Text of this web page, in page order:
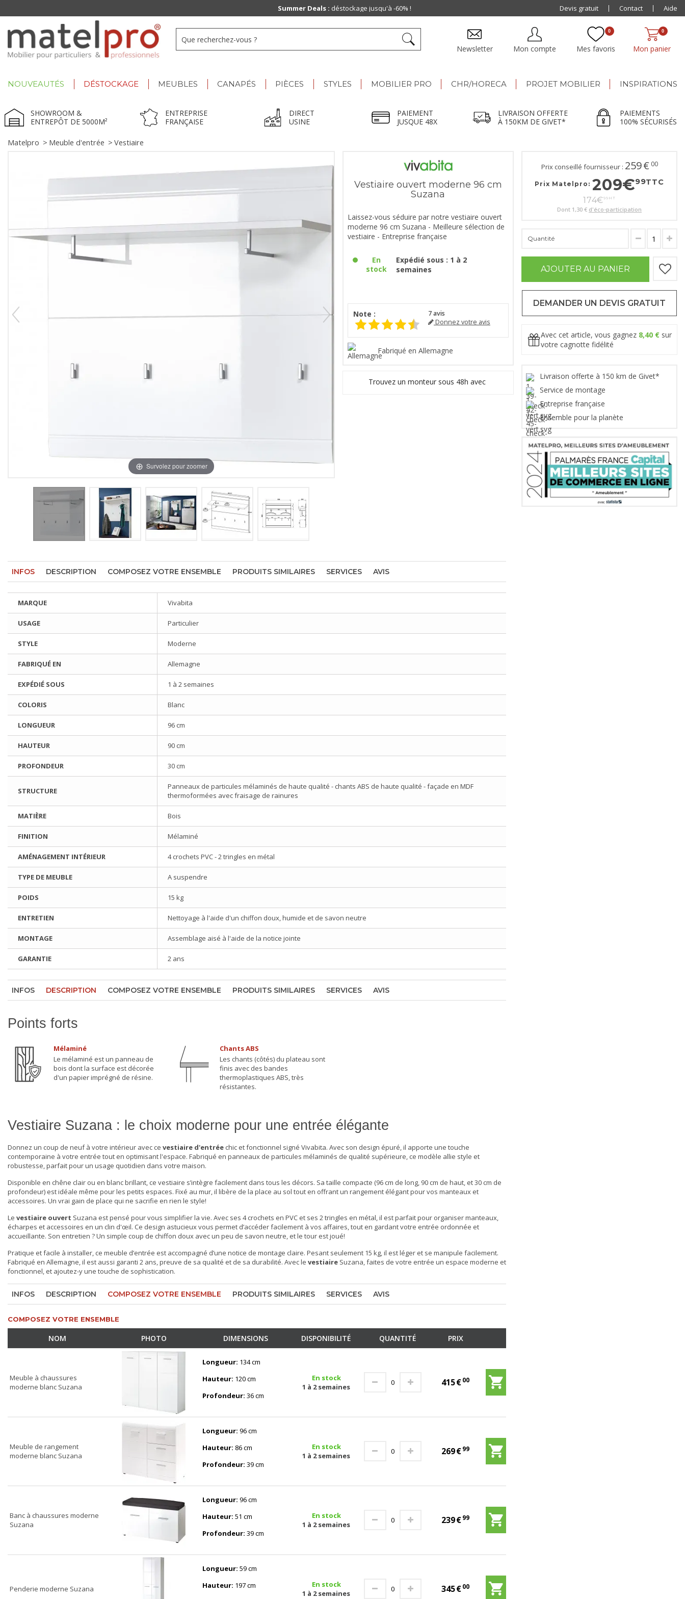
Mon panier
0
Mes favoris
0
Mon compte
Newsletter
NOUVEAUTÉS DÉSTOCKAGE MEUBLES CANAPÉS PIÈCES STYLES MOBILIER PRO CHR/HORECA PROJET MOBILIER INSPIRATIONS
SHOWROOM &
ENTREPÔT DE 5000M²
ENTREPRISE
FRANÇAISE
DIRECT
USINE
PAIEMENT
JUSQUE 48X
LIVRAISON OFFERTE
À 150KM DE GIVET*
PAIEMENTS
100% SÉCURISÉS
Matelpro > Meuble d'entrée > Vestiaire
Survolez pour zoomer
Vestiaire ouvert moderne 96 cm
Suzana
Laissez-vous séduire par notre vestiaire ouvert
moderne 96 cm Suzana - Meilleure sélection de
vestiaire - Entreprise française
En
stock
Expédié sous : 1 à 2
semaines
Note : 7avis
Donnez votre avis
Fabriqué en Allemagne
Trouvez un monteur sous 48h avec
INFOS DESCRIPTION COMPOSEZ VOTRE ENSEMBLE PRODUITS SIMILAIRES SERVICES AVIS
MARQUE Vivabita
USAGE Particulier
STYLE Moderne
FABRIQUÉ EN Allemagne
EXPÉDIÉ SOUS 1 à 2 semaines
COLORIS Blanc
LONGUEUR 96 cm
HAUTEUR 90 cm
PROFONDEUR 30 cm
STRUCTURE
Panneaux de particules mélaminés de haute qualité - chants ABS de haute qualité - façade en MDF
thermoformées avec fraisage de rainures
MATIÈRE Bois
FINITION Mélaminé
AMÉNAGEMENT INTÉRIEUR 4 crochets PVC - 2 tringles en métal
TYPE DE MEUBLE A suspendre
POIDS 15 kg
ENTRETIEN Nettoyage à l'aide d'un chiffon doux, humide et de savon neutre
MONTAGE Assemblage aisé à l'aide de la notice jointe
GARANTIE 2 ans
INFOS DESCRIPTION COMPOSEZ VOTRE ENSEMBLE PRODUITS SIMILAIRES SERVICES AVIS
Points forts
Mélaminé
Le mélaminé est un panneau de
bois dont la surface est décorée
d'un papier imprégné de résine.
Chants ABS
Les chants (côtés) du plateau sont
finis avec des bandes
thermoplastiques ABS, très
résistantes.
Vestiaire Suzana : le choix moderne pour une entrée élégante
Donnez un coup de neuf à votre intérieur avec ce vestiaire d'entrée chic et fonctionnel signé Vivabita. Avec son design épuré, il apporte une touche
contemporaine à votre entrée tout en optimisant l'espace. Fabriqué en panneaux de particules mélaminés de qualité supérieure, ce modèle allie style et
robustesse, parfait pour un usage quotidien dans votre maison.
Disponible en chêne clair ou en blanc brillant, ce vestiaire s’intègre facilement dans tous les décors. Sa taille compacte (96 cm de long, 90 cm de haut, et 30 cm de
profondeur) est idéale même pour les petits espaces. Fixé au mur, il libère de la place au sol tout en offrant un rangement élégant pour vos manteaux et
accessoires. Un vrai gain de place qui ne sacrifie en rien le style!
Le vestiaire ouvert Suzana est pensé pour vous simplifier la vie. Avec ses 4 crochets en PVC et ses 2 tringles en métal, il est parfait pour organiser manteaux,
écharpes et accessoires en un clin d'œil. Ce design astucieux vous permet d’accéder facilement à vos affaires, tout en gardant votre entrée ordonnée et
accueillante. Son entretien ? Un simple coup de chiffon doux avec un peu de savon neutre, et le tour est joué!
Pratique et facile à installer, ce meuble d’entrée est accompagné d’une notice de montage claire. Pesant seulement 15 kg, il est léger et se manipule facilement.
Fabriqué en Allemagne, il est aussi garanti 2 ans, preuve de sa qualité et de sa durabilité. Avec le vestiaire Suzana, faites de votre entrée un espace moderne et
fonctionnel, et ajoutez-y une touche de sophistication.
INFOS DESCRIPTION COMPOSEZ VOTRE ENSEMBLE PRODUITS SIMILAIRES SERVICES AVIS
COMPOSEZ VOTRE ENSEMBLE
NOM PHOTO DIMENSIONS DISPONIBILITÉ QUANTITÉ PRIX
Meuble à chaussures
moderne blanc Suzana
Longueur: 134 cm
Hauteur: 120 cm
Profondeur: 36 cm
En stock
1 à 2 semaines
415€00
Meuble de rangement
moderne blanc Suzana
Longueur: 96 cm
Hauteur: 86 cm
Profondeur: 39 cm
En stock
1 à 2 semaines
269€99
Banc à chaussures moderne
Suzana
Longueur: 96 cm
Hauteur: 51 cm
Profondeur: 39 cm
En stock
1 à 2 semaines
239€99
Penderie moderne Suzana
Longueur: 59 cm
Hauteur: 197 cm
En stock
1 à 2 semaines
345€00
Prix conseillé fournisseur : 259€ 00
Prix Matelpro: 209€99TTC
174€99 HT
Dont 1,30 € d'éco-participation
Quantité
AJOUTER AU PANIER
DEMANDER UN DEVIS GRATUIT
Avec cet article, vous gagnez 8,40 € sur
votre cagnotte fidélité
Livraison offerte à 150 km de Givet*
Service de montage
Entreprise française
Ensemble pour la planète
Paiement jusqu'à48x Livraison offerte dès 500€ jusqu'à 150km de Givet
Devis gratuit Contact Aide